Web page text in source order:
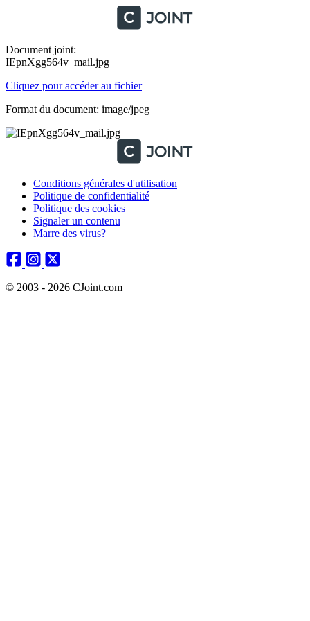
Document joint:
IEpnXgg564v_mail.jpg
Cliquez pour accéder au fichier
Format du document: image/jpeg
Conditions générales d'utilisation
Politique de confidentialité
Politique des cookies
Signaler un contenu
Marre des virus?
© 2003 - 2026 CJoint.com